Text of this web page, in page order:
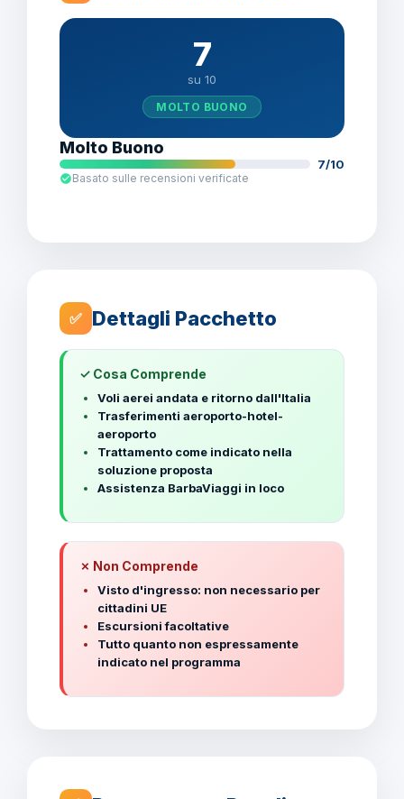
7
su 10
MOLTO BUONO
Molto Buono
7/10
Basato sulle recensioni verificate
✅ Dettagli Pacchetto
✓ Cosa Comprende
Voli aerei andata e ritorno dall'Italia
Trasferimenti aeroporto-hotel-
aeroporto
Trattamento come indicato nella
soluzione proposta
Assistenza BarbaViaggi in loco
✗ Non Comprende
Visto d'ingresso: non necessario per
cittadini UE
Escursioni facoltative
Tutto quanto non espressamente
indicato nel programma